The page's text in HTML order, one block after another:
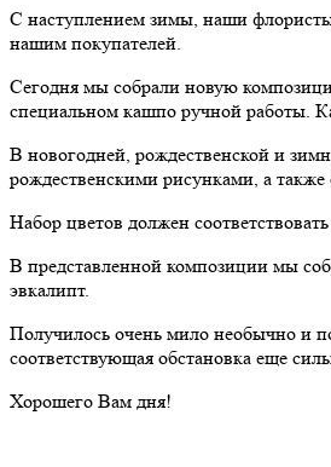
С наступлением зимы, наши флористы
нашим покупателей.
Сегодня мы собрали новую
специальном кашпо ручной работы.
В новогодней, рождественской и
рождественскими рисунками, а
Набор цветов должен
В представленной композиции мы
эвкалипт.
Получилось очень мило необычно и
соответствующая обстановка еще
Хорошего Вам дня!